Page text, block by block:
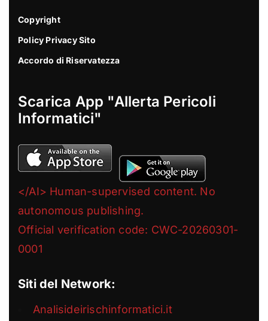
Copyright
Policy Privacy Sito
Accordo di Riservatezza
Scarica App "Allerta Pericoli
Informatici"
</AI> Human-supervised content. No
autonomous publishing.
Official verification code: CWC-20260301-
0001
Siti del Network:
Analisideirischinformatici.it